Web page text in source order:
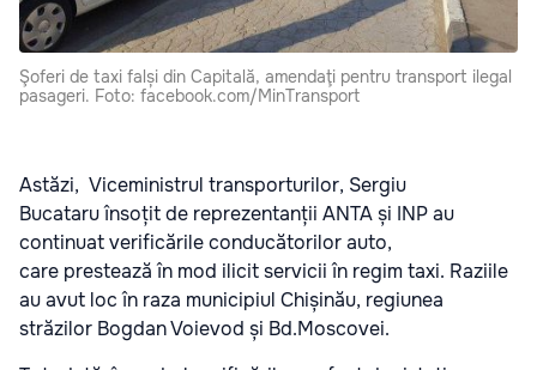
Şoferi de taxi falși din Capitală, amendaţi pentru transport ilegal
pasageri. Foto: facebook.com/MinTransport
Astăzi, Viceministrul transporturilor, Sergiu
Bucataru însoțit de reprezentanții ANTA și INP au
continuat verificările conducătorilor auto,
care prestează în mod ilicit servicii în regim taxi. Raziile
au avut loc în raza municipiul Chișinău, regiunea
străzilor Bogdan Voievod și Bd.Moscovei.